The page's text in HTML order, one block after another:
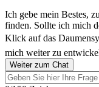
Ich gebe mein Bestes,
finden. Sollte ich mich
Klick auf das
mich weiter zu
Weiter zum Chat